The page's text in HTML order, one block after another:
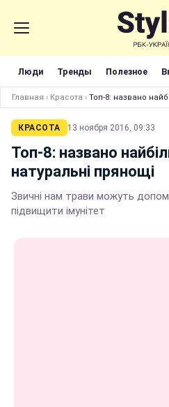
Люди Тренды Полезное
Главная › Красота › Топ-8: названо
КРАСОТА 13 ноября 2016, 09:33
Топ-8: названо
натуральні прянощі
Звичні нам трави можуть
підвищити імунітет